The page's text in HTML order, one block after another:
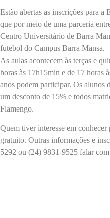
Estão abertas as inscrições para
que por meio de uma parceria
Centro Universitário de Barra
futebol do Campus Barra Mansa.
As aulas acontecem às terças e
horas às 17h15min e de 17 horas
anos podem participar. Os
um desconto de 15% e todos
Flamengo.
Quem tiver interesse em
gratuito. Outras informações e
5292 ou (24) 9831-9525 falar